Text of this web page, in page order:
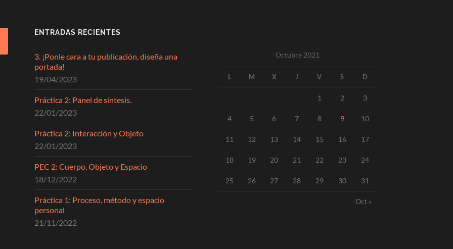
ENTRADAS RECIENTES
3. ¡Ponle cara a tu publicación, diseña una
portada!
19/04/2023
Práctica 2: Panel de síntesis.
22/01/2023
Práctica 2: Interacción y Objeto
22/01/2023
PEC 2: Cuerpo, Objeto y Espacio
18/12/2022
Práctica 1: Proceso, método y espacio
personal
21/11/2022
Octubre 2021
L M X J V S D
1 2 3
4 5 6 7 8 9 10
11 12 13 14 15 16 17
18 19 20 21 22 23 24
25 26 27 28 29 30 31
Oct »